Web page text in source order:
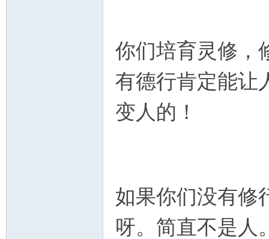
你们培育灵修，
有德行肯定能让
变人的！
如果你们没有修
呀。简直不是人